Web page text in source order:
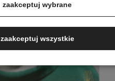
zaakceptuj wybrane
zaakceptuj wszystkie